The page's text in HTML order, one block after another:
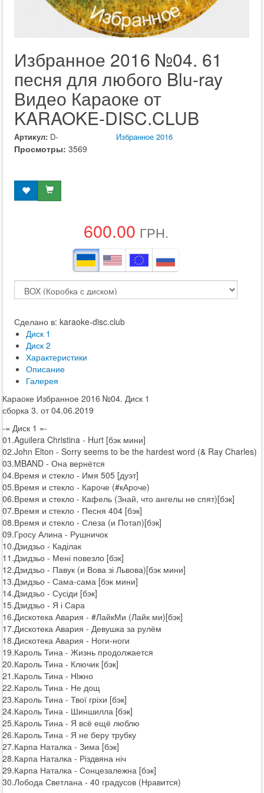
Избранное 2016 №04. 61
песня для любого Blu-ray
Видео Караоке от
KARAOKE-DISC.CLUB
Артикул: D- Избранное 2016
Просмотры: 3569
600.00 ГРН.
Сделано в: karaoke-disc.club
Диск 1
Диск 2
Характеристики
Описание
Галерея
Караоке Избранное 2016 №04. Диск 1
сборка 3. от 04.06.2019
-= Диск 1 =-
01.Aguilera Christina - Hurt [бэк мини]
02.John Elton - Sorry seems to be the hardest word (& Ray Charles)
03.MBAND - Она вернётся
04.Время и стекло - Имя 505 [дуэт]
05.Время и стекло - Кароче (#кАроче)
06.Время и стекло - Кафель (Знай, что ангелы не спят)[бэк]
07.Время и стекло - Песня 404 [бэк]
08.Время и стекло - Слеза (и Потап)[бэк]
09.Гросу Алина - Рушничок
10.Дзидзьо - Каділак
11.Дзидзьо - Мені повезло [бэк]
12.Дзидзьо - Павук (и Вова зі Львова)[бэк мини]
13.Дзидзьо - Сама-сама [бэк мини]
14.Дзидзьо - Сусіди [бэк]
15.Дзидзьо - Я і Сара
16.Дискотека Авария - #ЛайкМи (Лайк ми)[бэк]
17.Дискотека Авария - Девушка за рулём
18.Дискотека Авария - Ноги-ноги
19.Кароль Тина - Жизнь продолжается
20.Кароль Тина - Ключик [бэк]
21.Кароль Тина - Нiжно
22.Кароль Тина - Не дощ
23.Кароль Тина - Твої гріхи [бэк]
24.Кароль Тина - Шиншилла [бэк]
25.Кароль Тина - Я всё ещё люблю
26.Кароль Тина - Я не беру трубку
27.Карпа Наталка - Зима [бэк]
28.Карпа Наталка - Різдвяна ніч
29.Карпа Наталка - Сонцезалежна [бэк]
30.Лобода Светлана - 40 градусов (Нравится)